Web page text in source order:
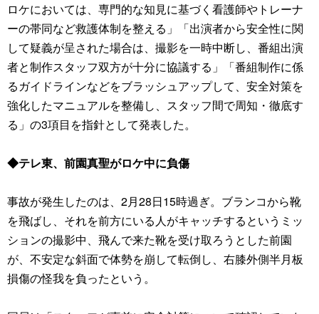
ロケにおいては、専門的な知見に基づく看護師やトレーナ
ーの帯同など救護体制を整える」「出演者から安全性に関
して疑義が呈された場合は、撮影を一時中断し、番組出演
者と制作スタッフ双方が十分に協議する」「番組制作に係
るガイドラインなどをブラッシュアップして、安全対策を
強化したマニュアルを整備し、スタッフ間で周知・徹底す
る」の3項目を指針として発表した。
◆テレ東、前園真聖がロケ中に負傷
事故が発生したのは、2月28日15時過ぎ。ブランコから靴
を飛ばし、それを前方にいる人がキャッチするというミッ
ションの撮影中、飛んで来た靴を受け取ろうとした前園
が、不安定な斜面で体勢を崩して転倒し、右膝外側半月板
損傷の怪我を負ったという。